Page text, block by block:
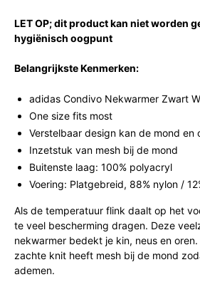
LET OP; dit product kan niet worden
hygiënisch oogpunt
Belangrijkste Kenmerken:
adidas Condivo Nekwarmer Zwart
One size fits most
Verstelbaar design kan de mond en
Inzetstuk van mesh bij de mond
Buitenste laag: 100% polyacryl
Voering: Platgebreid, 88% nylon /
Als de temperatuur flink daalt op het
te veel bescherming dragen. Deze
nekwarmer bedekt je kin, neus en
zachte knit heeft mesh bij de mond
ademen.